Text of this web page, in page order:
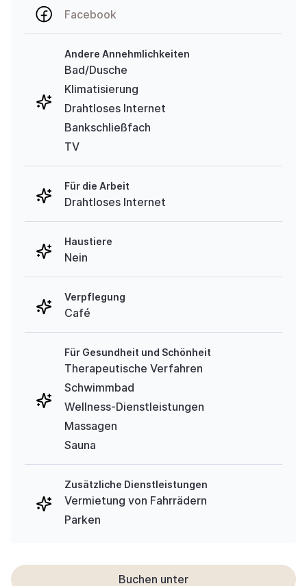
Facebook
Andere Annehmlichkeiten
Bad/Dusche
Klimatisierung
Drahtloses Internet
Bankschließfach
TV
Für die Arbeit
Drahtloses Internet
Haustiere
Nein
Verpflegung
Café
Für Gesundheit und Schönheit
Therapeutische Verfahren
Schwimmbad
Wellness-Dienstleistungen
Massagen
Sauna
Zusätzliche Dienstleistungen
Vermietung von Fahrrädern
Parken
Buchen unter